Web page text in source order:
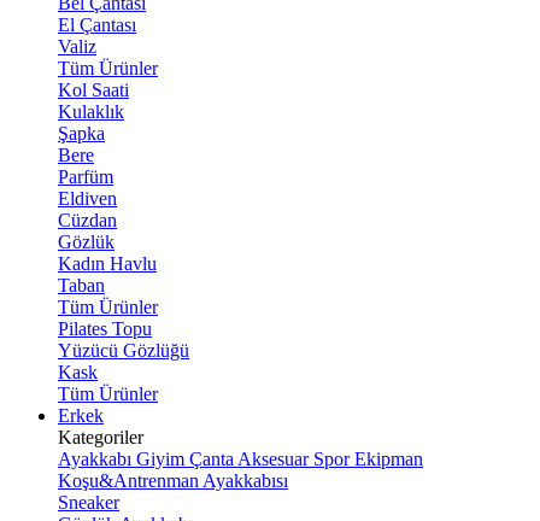
El Çantası
Valiz
Tüm Ürünler
Kol Saati
Kulaklık
Şapka
Bere
Parfüm
Eldiven
Cüzdan
Gözlük
Kadın Havlu
Taban
Tüm Ürünler
Pilates Topu
Yüzücü Gözlüğü
Kask
Tüm Ürünler
Erkek
Kategoriler
Ayakkabı Giyim Çanta Aksesuar Spor Ekipman
Koşu&Antrenman Ayakkabısı
Sneaker